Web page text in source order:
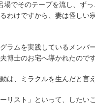
場でそのテープを流し、ず
わけですから、妻は怪しい
ラムを実践しているメンバ
博士のお宅へ導かれたのです
は、ミラクルを生んだと言
リスト」といって、したい